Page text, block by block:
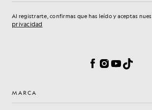
Al registrarte, confirmas que has leído y aceptas
privacidad
Facebook
Instagram
YouTube
TikTok
MARCA